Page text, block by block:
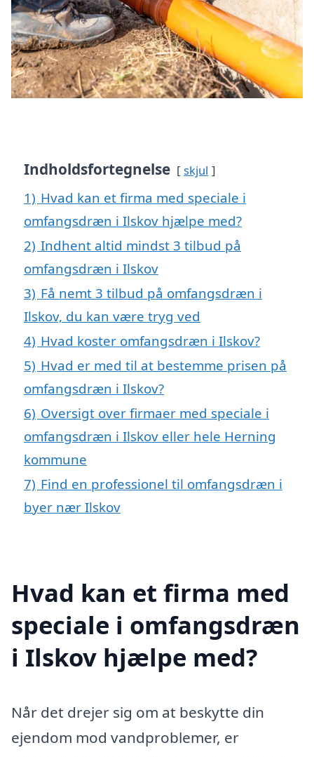
Indholdsfortegnelse skjul
1) Hvad kan et firma med speciale i
omfangsdræn i Ilskov hjælpe med?
2) Indhent altid mindst 3 tilbud på
omfangsdræn i Ilskov
3) Få nemt 3 tilbud på omfangsdræn i
Ilskov, du kan være tryg ved
4) Hvad koster omfangsdræn i Ilskov?
5) Hvad er med til at bestemme prisen på
omfangsdræn i Ilskov?
6) Oversigt over firmaer med speciale i
omfangsdræn i Ilskov eller hele Herning
kommune
7) Find en professionel til omfangsdræn i
byer nær Ilskov
Hvad kan et firma med
speciale i omfangsdræn
i Ilskov hjælpe med?
Når det drejer sig om at beskytte din
ejendom mod vandproblemer, er